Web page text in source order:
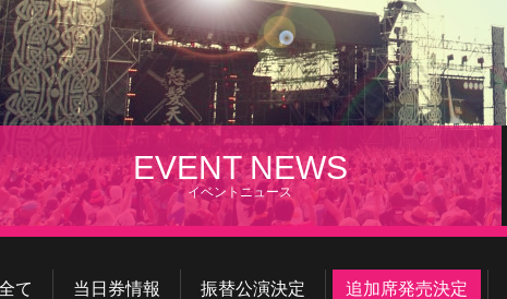
EVENT NEWS
イベントニュース
て 当日券情報 振替公演決定 追加席発売決定